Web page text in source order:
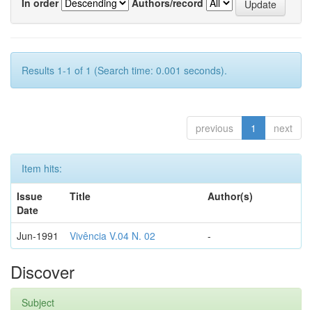
Results 1-1 of 1 (Search time: 0.001 seconds).
previous 1 next
Item hits:
Issue
Date
Title Author(s)
Jun-1991 Vivência V.04 N. 02 -
Discover
Subject